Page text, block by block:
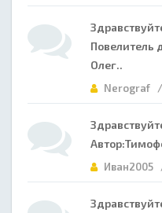
Повелитель
Олег..
Nerograf
Иван2005